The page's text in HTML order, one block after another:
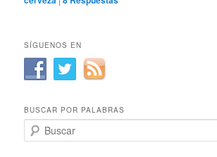
SÍGUENOS EN
BUSCAR POR PALABRAS
u